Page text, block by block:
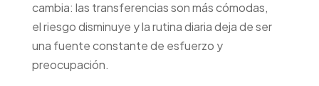
cambia: las transferencias son más cómodas,
el riesgo disminuye y la rutina diaria deja de ser
una fuente constante de esfuerzo y
preocupación.